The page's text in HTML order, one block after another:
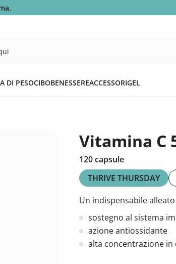
DI PESOCIBOBENESSEREACCESSORIGEL
Vitamina C
120 capsule
THRIVE THURSDAY
Un indispensabile
sostegno al sistema
azione antiossidante
alta concentrazione in